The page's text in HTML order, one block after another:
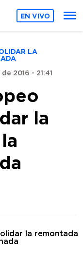
EN VIVO
LA
2016 - 21:41
la